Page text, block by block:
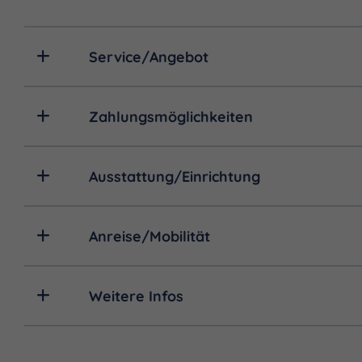
Service/Angebot
Zahlungsmöglichkeiten
Ausstattung/Einrichtung
Anreise/Mobilität
Weitere Infos